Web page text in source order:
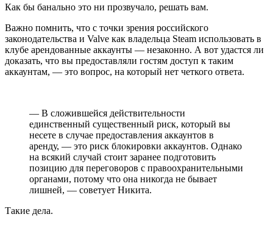
Как бы банально это ни прозвучало, решать вам.
Важно помнить, что с точки зрения российского
законодательства и Valve как владельца Steam использовать в
клубе арендованные аккаунты — незаконно. А вот удастся ли
доказать, что вы предоставляли гостям доступ к таким
аккаунтам, — это вопрос, на который нет четкого ответа.
— В сложившейся действительности
единственный существенный риск, который вы
несете в случае предоставления аккаунтов в
аренду, — это риск блокировки аккаунтов. Однако
на всякий случай стоит заранее подготовить
позицию для переговоров с правоохранительными
органами, потому что она никогда не бывает
лишней, — советует Никита.
Такие дела.